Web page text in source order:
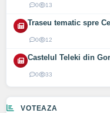
0 13
Traseu tematic spre
0 12
Castelul Teleki din
0 33
VOTEAZA